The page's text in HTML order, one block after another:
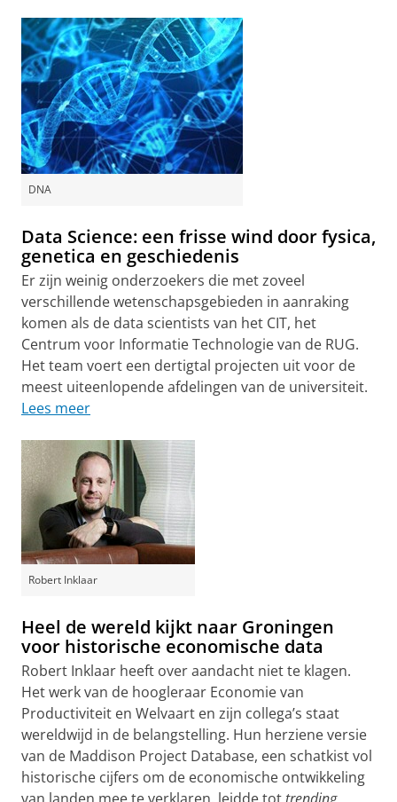
DNA
Data Science: een frisse wind door fysica,
genetica en geschiedenis
Er zijn weinig onderzoekers die met zoveel
verschillende wetenschapsgebieden in aanraking
komen als de data scientists van het CIT, het
Centrum voor Informatie Technologie van de RUG.
Het team voert een dertigtal projecten uit voor de
meest uiteenlopende afdelingen van de universiteit.
Lees meer
Robert Inklaar
Heel de wereld kijkt naar Groningen
voor historische economische data
Robert Inklaar heeft over aandacht niet te klagen.
Het werk van de hoogleraar Economie van
Productiviteit en Welvaart en zijn collega’s staat
wereldwijd in de belangstelling. Hun herziene versie
van de Maddison Project Database, een schatkist vol
historische cijfers om de economische ontwikkeling